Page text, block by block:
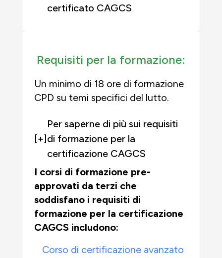
certificato CAGCS
Requisiti per la formazione:
Un minimo di 18 ore di formazione
CPD su temi specifici del lutto.
[+]
Per saperne di più sui requisiti
di formazione per la
certificazione CAGCS
I corsi di formazione pre-
approvati da terzi che
soddisfano i requisiti di
formazione per la certificazione
CAGCS includono:
Corso di certificazione avanzato